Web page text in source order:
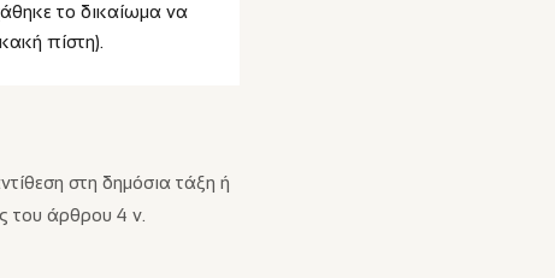
το δικαίωμα να
πίστη).
στη δημόσια τάξη ή
του άρθρου 4 ν.